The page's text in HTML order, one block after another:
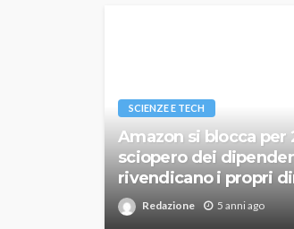
SCIENZE E TECH
Amazon si blocca per
sciopero dei
rivendicano i propri
Redazione 5 anni ago